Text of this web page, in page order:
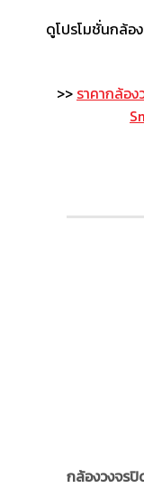
ดูโปรโมชั่นกล้อ
>> ราคากล้อ
กล้องวงจรปิ